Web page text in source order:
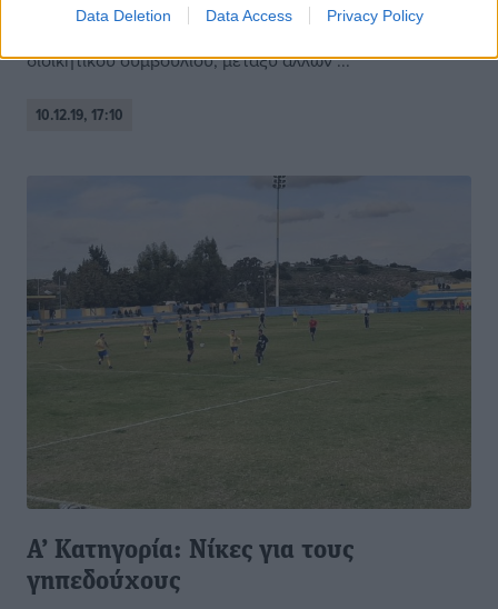
Data Deletion Data Access Privacy Policy
Βετεράνων Ποδοσφαιριστών Ρόδου και Διαγόρα,
διοικητικού συμβουλίου, μεταξύ άλλων ...
10.12.19, 17:10
Α’ Κατηγορία: Νίκες για τους
γηπεδούχους